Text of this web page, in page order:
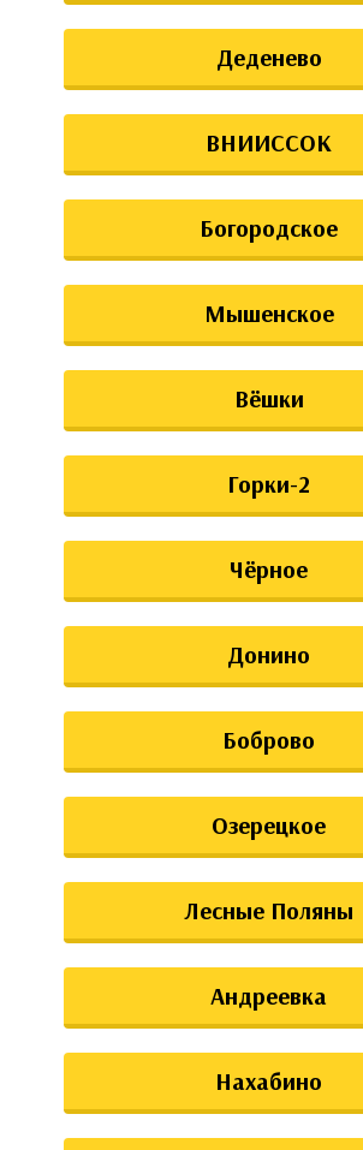
Деденево
ВНИИССОК
Богородское
Мышенское
Вёшки
Горки-2
Чёрное
Донино
Боброво
Озерецкое
Лесные Поляны
Андреевка
Нахабино